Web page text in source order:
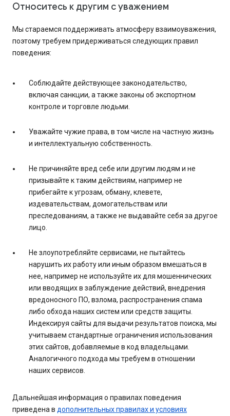
Относитесь к другим с уважением
Мы стараемся поддерживать атмосферу взаимоуважения,
поэтому требуем придерживаться следующих правил
поведения:
Соблюдайте действующее законодательство,
включая санкции, а также законы об экспортном
контроле и торговле людьми.
Уважайте чужие права, в том числе на частную жизнь
и интеллектуальную собственность.
Не причиняйте вред себе или другим людям и не
призывайте к таким действиям, например не
прибегайте к угрозам, обману, клевете,
издевательствам, домогательствам или
преследованиям, а также не выдавайте себя за другое
лицо.
Не злоупотребляйте сервисами, не пытайтесь
нарушить их работу или иным образом вмешаться в
нее, например не используйте их для мошеннических
или вводящих в заблуждение действий, внедрения
вредоносного ПО, взлома, распространения спама
либо обхода наших систем или средств защиты.
Индексируя сайты для выдачи результатов поиска, мы
учитываем стандартные ограничения использования
этих сайтов, добавляемые в код владельцами.
Аналогичного подхода мы требуем в отношении
наших сервисов.
Дальнейшая информация о правилах поведения
приведена в дополнительных правилах и условиях